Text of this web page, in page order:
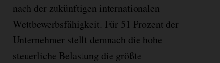
nach der zukünftigen internationalen
Wettbewerbsfähigkeit. Für 51 Prozent der
Unternehmer stellt demnach die hohe
steuerliche Belastung die größte